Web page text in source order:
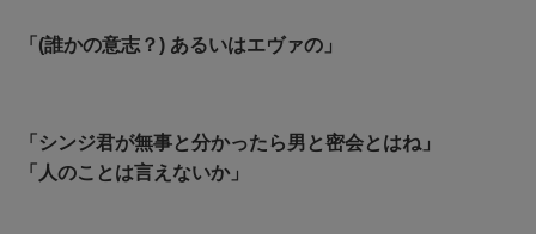
「(誰かの意志？) あるいはエヴァの」
「シンジ君が無事と分かったら男と密会とはね」
「人のことは言えないか」